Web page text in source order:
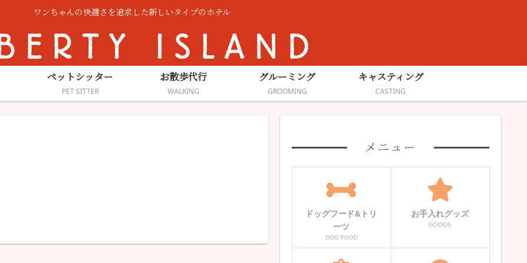
ワンちゃんの快適さを追求した新しいタイプのホテル
ペットシッター
PET SITTER
お散歩代行
WALKING
グルーミング
GROOMING
キャスティング
CASTING
メニュー
ドッグフード&トリ
ーツ
DOG FOOD
お手入れグッズ
GOODS